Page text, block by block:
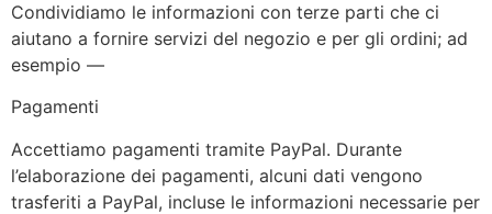
Condividiamo le informazioni con terze parti che ci
aiutano a fornire servizi del negozio e per gli ordini; ad
esempio —
Pagamenti
Accettiamo pagamenti tramite PayPal. Durante
l’elaborazione dei pagamenti, alcuni dati vengono
trasferiti a PayPal, incluse le informazioni necessarie per